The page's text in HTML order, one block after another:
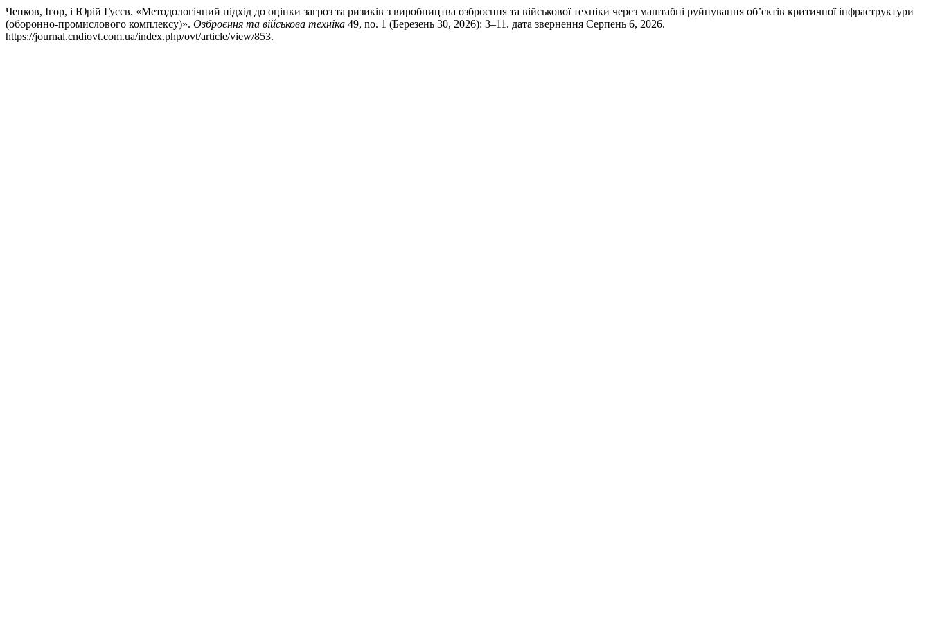
Чепков, Ігор, і Юрій Гусєв. «Методологічний підхід до оцінки загроз та ризиків з виробництва озброєння та військової техніки через маштабні руйнування об’єктів критичної інфраструктури
(оборонно-промислового комплексу)». Озброєння та військова техніка 49, no. 1 (Березень 30, 2026): 3–11. дата звернення Серпень 6, 2026.
https://journal.cndiovt.com.ua/index.php/ovt/article/view/853.